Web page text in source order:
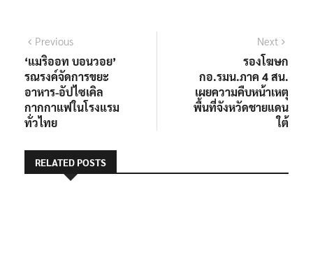
แนะแนว
เรื่อง
PreviousPrevious
post:
‘แมริออท บอนวอย’
รณรงค์จัดการขยะ
อาหาร-อัปไซเคิล
กากกาแฟในโรงแรม
ทั่วไทย
Next
รองโฆษก
กอ.รมน.ภาค 4 สน.
เผยความคืบหน้าเหตุ
พื้นที่จังหวัดชายแดน
ใต้
RELATED POSTS